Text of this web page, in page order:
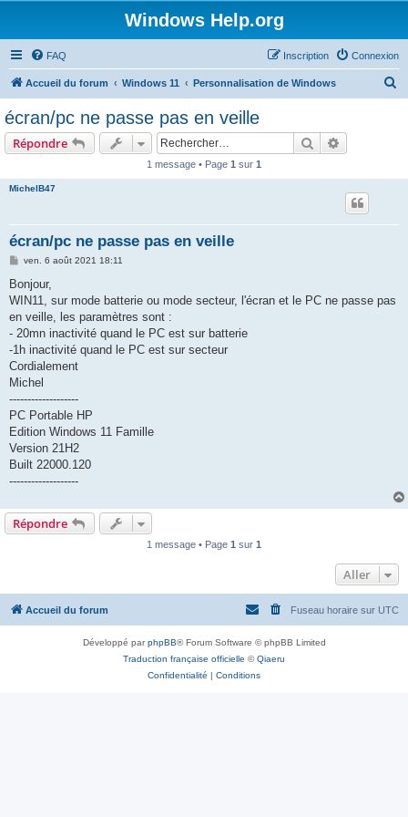
Windows Help.org
FAQ Connexion
Inscription
Accueil du forum Windows 11 Personnalisation de Windows
écran/pc ne passe pas en veille
Répondre Rechercher
1 message • Page 1 sur 1
MichelB47
écran/pc ne passe pas en veille
M
s
a
g
ven. 6 août 2021 18:11
Bonjour,
WIN11, sur mode batterie ou mode secteur, l'écran et le PC ne passe pas
en veille, les paramètres sont :
- 20mn inactivité quand le PC est sur batterie
-1h inactivité quand le PC est sur secteur
Cordialement
Michel
-------------------
PC Portable HP
Edition Windows 11 Famille
Version 21H2
Built 22000.120
-------------------
Répondre
1 message • Page 1 sur 1
Aller
Accueil du forum Fuseau horaire sur UTC
Développé parphpBB® Forum Software © phpBB Limited
Traduction française officielle ©Qiaeru
Confidentialité | Conditions